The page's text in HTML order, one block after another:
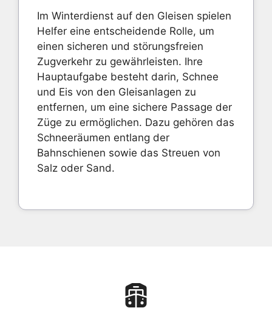
Im Winterdienst auf den Gleisen spielen
Helfer eine entscheidende Rolle, um
einen sicheren und störungsfreien
Zugverkehr zu gewährleisten. Ihre
Hauptaufgabe besteht darin, Schnee
und Eis von den Gleisanlagen zu
entfernen, um eine sichere Passage der
Züge zu ermöglichen. Dazu gehören das
Schneeräumen entlang der
Bahnschienen sowie das Streuen von
Salz oder Sand.